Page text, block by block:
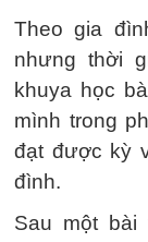
Theo gia
nhưng thời
khuya học
mình trong
đạt được kỳ
đình.
Sau một